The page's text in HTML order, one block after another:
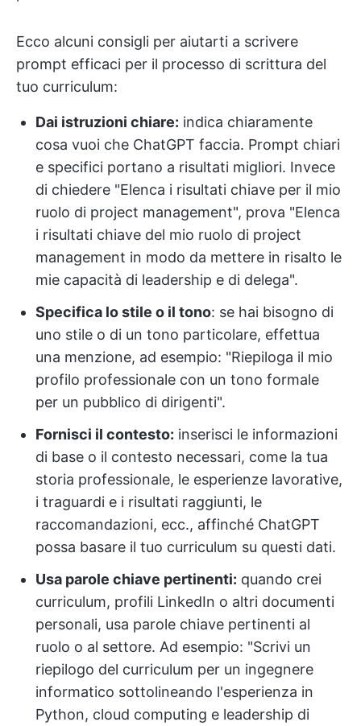
Ecco alcuni consigli per aiutarti a scrivere
prompt efficaci per il processo di scrittura del
tuo curriculum:
Dai istruzioni chiare: indica chiaramente
cosa vuoi che ChatGPT faccia. Prompt chiari
e specifici portano a risultati migliori. Invece
di chiedere "Elenca i risultati chiave per il mio
ruolo di project management", prova "Elenca
i risultati chiave del mio ruolo di project
management in modo da mettere in risalto le
mie capacità di leadership e di delega".
Specifica lo stile o il tono: se hai bisogno di
uno stile o di un tono particolare, effettua
una menzione, ad esempio: "Riepiloga il mio
profilo professionale con un tono formale
per un pubblico di dirigenti".
Fornisci il contesto: inserisci le informazioni
di base o il contesto necessari, come la tua
storia professionale, le esperienze lavorative,
i traguardi e i risultati raggiunti, le
raccomandazioni, ecc., affinché ChatGPT
possa basare il tuo curriculum su questi dati.
Usa parole chiave pertinenti: quando crei
curriculum, profili LinkedIn o altri documenti
personali, usa parole chiave pertinenti al
ruolo o al settore. Ad esempio: "Scrivi un
riepilogo del curriculum per un ingegnere
informatico sottolineando l'esperienza in
Python, cloud computing e leadership di